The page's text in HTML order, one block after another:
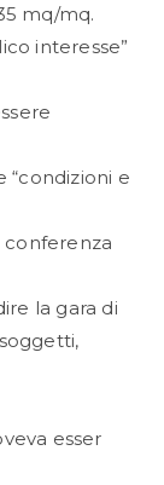
mq/mq.
interesse”
“condizioni e
conferenza
la gara di
esser